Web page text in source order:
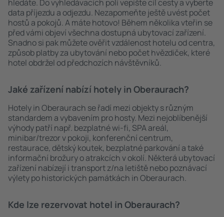
hledáte. Do vyhledávacích polí vepište cíl cesty a vyberte
data příjezdu a odjezdu. Nezapomeňte ještě uvést počet
hostů a pokojů. A máte hotovo! Během několika vteřin se
před vámi objeví všechna dostupná ubytovací zařízení.
Snadno si pak můžete ověřit vzdálenost hotelu od centra,
způsob platby za ubytování nebo počet hvězdiček, které
hotel obdržel od předchozích návštěvníků.
Jaké zařízení nabízí hotely in Oberaurach?
Hotely in Oberaurach se řadí mezi objekty s různým
standardem a vybavením pro hosty. Mezi nejoblíbenější
výhody patří např. bezplatné wi-fi, SPA areál,
minibar/trezor v pokoji, konferenční centrum,
restaurace, dětský koutek, bezplatné parkování a také
informační brožury o atrakcích v okolí. Některá ubytovací
zařízení nabízejí i transport z/na letiště nebo poznávací
výlety po historických památkách in Oberaurach.
Kde lze rezervovat hotel in Oberaurach?